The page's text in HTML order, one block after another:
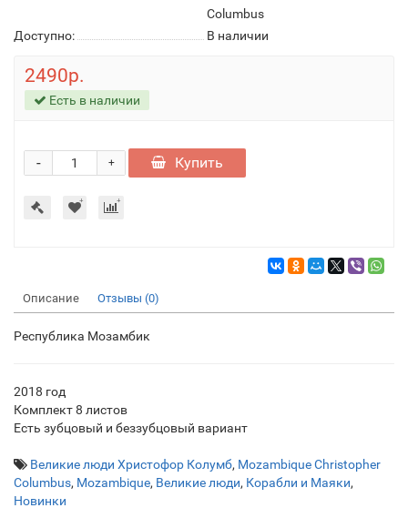
Columbus
Доступно:
В наличии
2490р.
Есть в наличии
+
- Купить
Описание Отзывы (0)
Республика Мозамбик
2018 год
Комплект 8 листов
Есть зубцовый и беззубцовый вариант
Великие люди Христофор Колумб, Mozambique Christopher
Columbus, Mozambique, Великие люди, Корабли и Маяки,
Новинки